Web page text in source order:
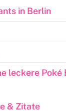
in Berlin
leckere Poké
& Zitate